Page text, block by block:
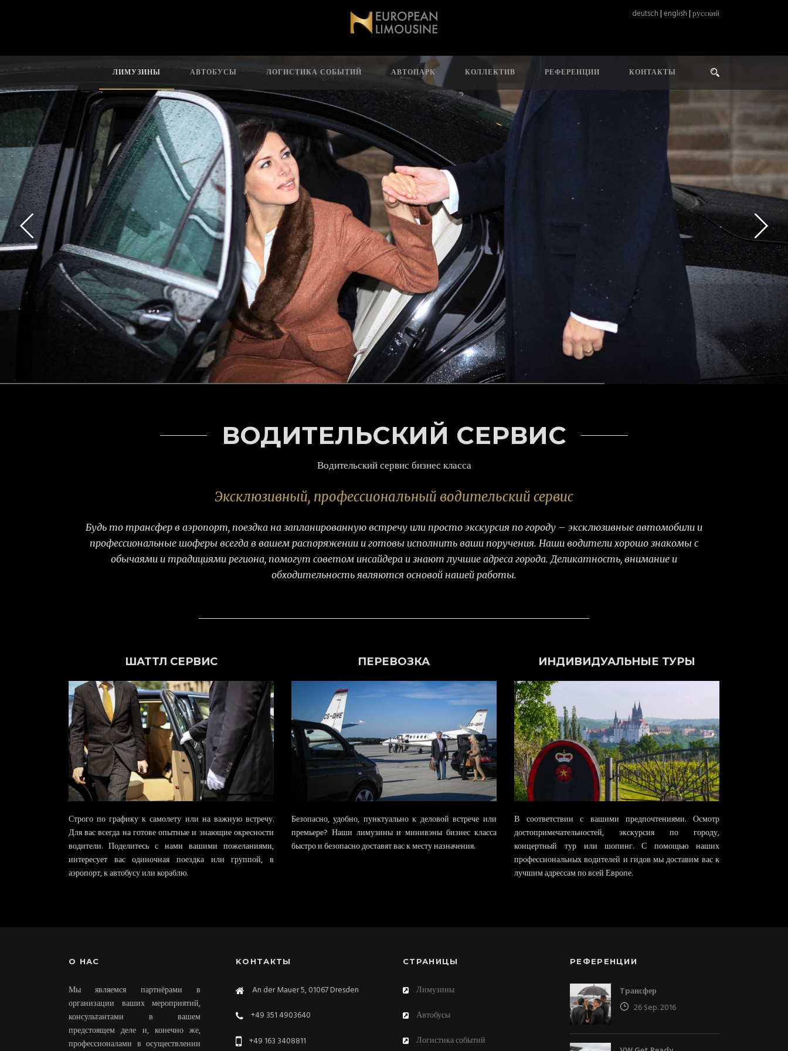
deutsch|english|русский
ЛИМУЗИНЫ АВТОБУСЫ ЛОГИСТИКА СОБЫТИЙ АВТОПАРК КОЛЛЕКТИВ РЕФЕРЕНЦИИ КОНТАКТЫ
ВОДИТЕЛЬСКИЙ СЕРВИС
Водительский сервис бизнес класса
Эксклюзивный, профессиональный водительский сервис
Будь то трансфер в аэропорт, поездка на запланированную встречу или просто экскурсия по городу – эксклюзивные автомобили и
профессиональные шоферы всегда в вашем распоряжении и готовы исполнить ваши поручения. Наши водители хорошо знакомы с
обычаями и традициями региона, помогут советом инсайдера и знают лучшие адреса города. Деликатность, внимание и
обходительность являются основой нашей работы.
ШАТТЛ СЕРВИС
Строго по графику к самолету или на важную встречу.
Для вас всегда на готове опытные и знающие окресности
водители. Поделитесь с нами вашими пожеланиями,
интересует вас одиночная поездка или группой, в
аэропорт, к автобусу или кораблю.
ПЕРЕВОЗКА
Безопасно, удобно, пунктуально к деловой встрече или
премьере? Наши лимузины и минивэны бизнес класса
быстро и безопасно доставят вас к месту назначения.
ИНДИВИДУАЛЬНЫЕ ТУРЫ
В соответствии с вашими предпочтениями. Осмотр
достопримечательностей, экскурсия по городу,
концертный тур или шопинг. С помощью наших
профессиональных водителей и гидов мы доставим вас к
лучшим адрессам по всей Европе.
О HАС
Мы являемся партнёрами в
организации ваших мероприятий,
консультантами в вашем
предстоящем деле и, конечно же,
профессионалами в осуществлении
KОНТАКТЫ
An der Mauer 5, 01067 Dresden
+49 351 4903640
+49 163 3408811
СТРАНИЦЫ
Лимузины
Автобусы
Логистика событий
РЕФЕРЕНЦИИ
Tpансфер
26 Sep. 2016